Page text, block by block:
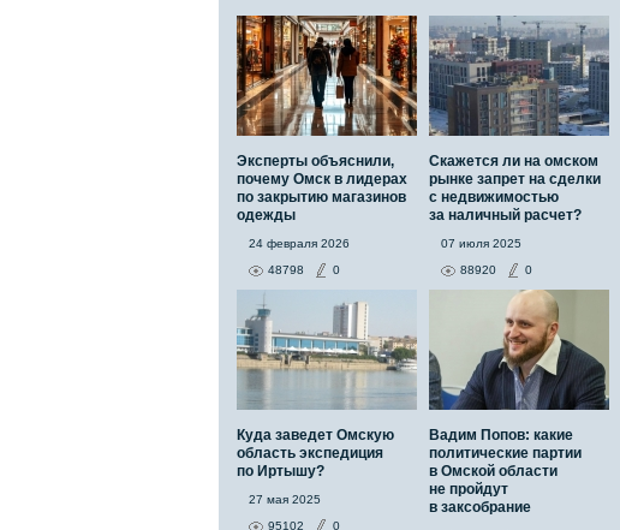
Эксперты объяснили,
почему Омск в лидерах
по закрытию магазинов
одежды
24 февраля 2026
48798
0
Скажется ли на омском
рынке запрет на сделки
с недвижимостью
за наличный расчет?
07 июля 2025
88920
0
Куда заведет Омскую
область экспедиция
по Иртышу?
27 мая 2025
95102
0
Вадим Попов: какие
политические партии
в Омской области
не пройдут
в заксобрание